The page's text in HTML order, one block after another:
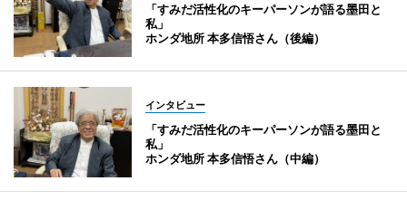
「すみだ活性化のキーパーソンが語る墨田と
私」
ホンダ地所 本多信悟さん（後編）
インタビュー
「すみだ活性化のキーパーソンが語る墨田と
私」
ホンダ地所 本多信悟さん（中編）